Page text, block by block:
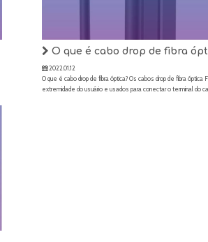
O que é cabo drop de fibra
2022.01.12
O que é cabo drop de fibra óptica? Os cabos drop de fibra
extremidade do usuário e usados ​​para conectar o terminal do